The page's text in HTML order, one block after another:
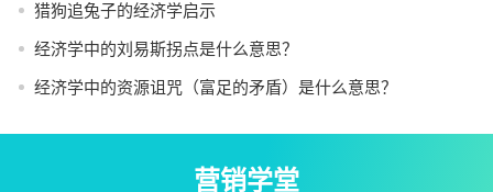
猎狗追兔子的经济学启示
经济学中的刘易斯拐点是什么意思？
经济学中的资源诅咒（富足的矛盾）是什么意思？
营销学堂